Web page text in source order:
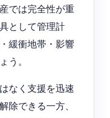
では完全性が重
として管理計
緩衝地帯・影響
う。
なく支援を迅速
除できる一方、